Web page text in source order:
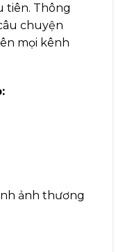
tiên. Thông
chuyện
mọi kênh
ảnh thương